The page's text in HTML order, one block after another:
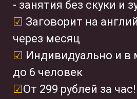
- занятия без скуки и
☑ Заговорит на
через месяц
☑ Индивидуально и в
до 6 человек
☑От 299 рублей за час!